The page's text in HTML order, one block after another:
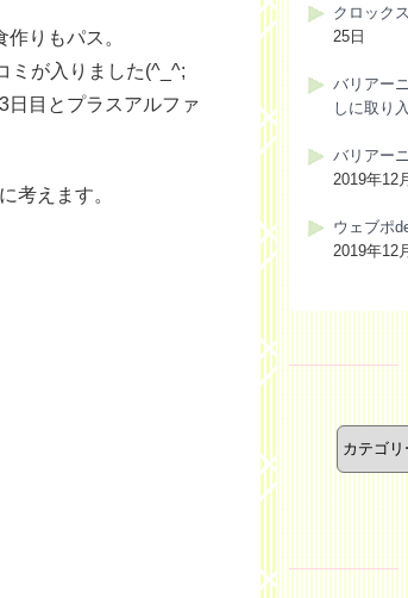
りもパス。
ミが入りました(^_^;
日目とプラスアルファ
考えます。
クロック
25日
バリアー
しに取り
バリアー
2019年12
ウェブポ
2019年12